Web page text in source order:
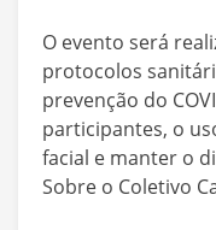
O evento será
protocolos
prevenção do
participantes, o
facial e manter o
Sobre o Coletivo